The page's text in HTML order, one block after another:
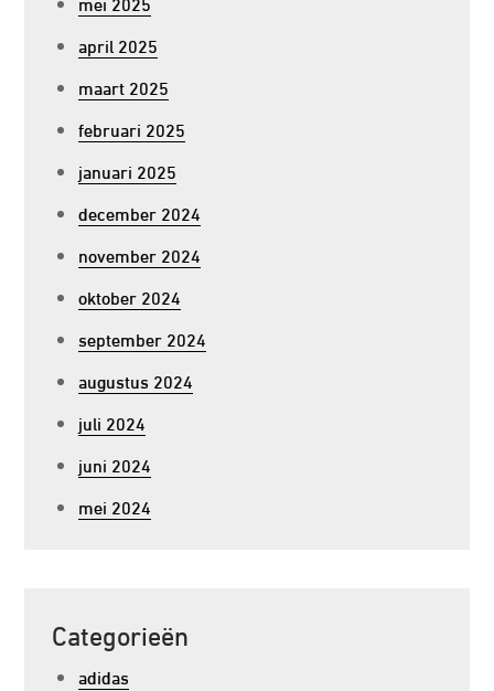
april 2025
maart 2025
februari 2025
januari 2025
december 2024
november 2024
oktober 2024
september 2024
augustus 2024
juli 2024
juni 2024
mei 2024
Categorieën
adidas